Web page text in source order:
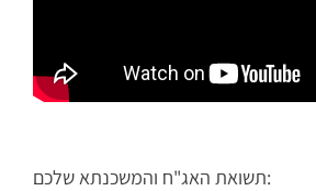
תשואת האג"ח והמשכנתא שלכם: